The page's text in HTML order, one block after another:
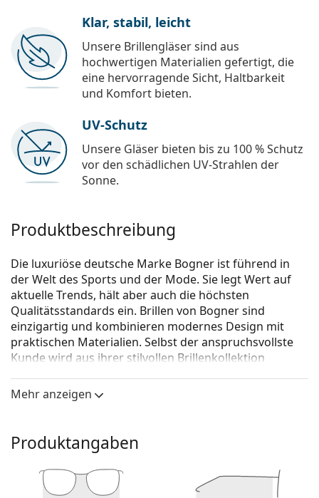
Klar, stabil, leicht
Unsere Brillengläser sind aus
hochwertigen Materialien gefertigt, die
eine hervorragende Sicht, Haltbarkeit
und Komfort bieten.
UV-Schutz
Unsere Gläser bieten bis zu 100 % Schutz
vor den schädlichen UV-Strahlen der
Sonne.
Produktbeschreibung
Die luxuriöse deutsche Marke Bogner ist führend in
der Welt des Sports und der Mode. Sie legt Wert auf
aktuelle Trends, hält aber auch die höchsten
Qualitätsstandards ein. Brillen von Bogner sind
einzigartig und kombinieren modernes Design mit
praktischen Materialien. Selbst der anspruchsvollste
Kunde wird aus ihrer stilvollen Brillenkollektion
Bogner 62003 4673 19 54
Die schwarze Farbe der Brillenfassung passt perfekt
hellbraunem oder schwarzem Haar.
Eine Quadratische Rahmenform ist eine ideale Wahl
Mehr anzeigen
Produktangaben